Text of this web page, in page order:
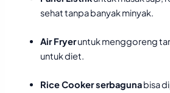
sehat tanpa banyak minyak.
Air Fryeruntuk menggoreng
untuk diet.
Rice Cooker serbagunabisa